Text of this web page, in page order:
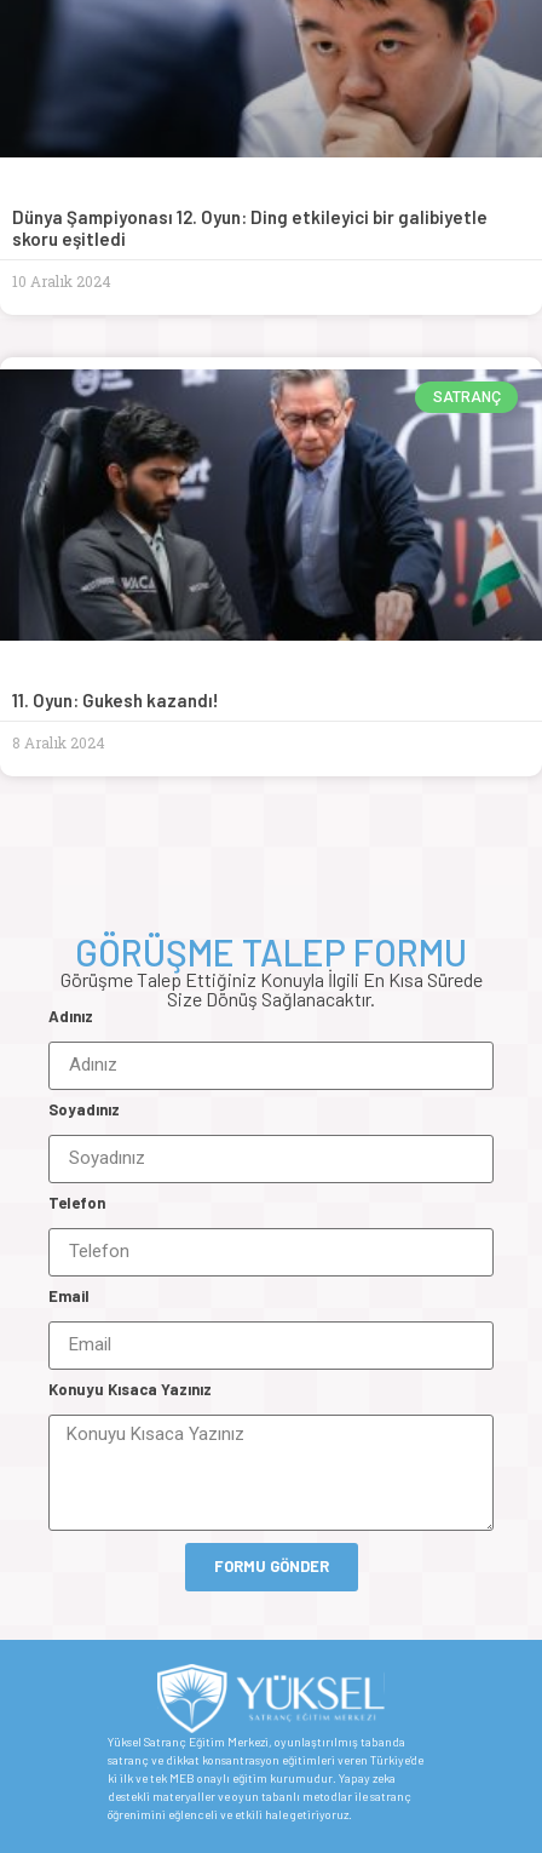
Dünya Şampiyonası 12. Oyun: Ding etkileyici bir galibiyetle
skoru eşitledi
10 Aralık 2024
SATRANÇ
11. Oyun: Gukesh kazandı!
8 Aralık 2024
GÖRÜŞME TALEP FORMU
Görüşme Talep Ettiğiniz Konuyla İlgili En Kısa Sürede
Size Dönüş Sağlanacaktır.
Adınız
Soyadınız
Telefon
Email
Konuyu Kısaca Yazınız
FORMU GÖNDER
Yüksel Satranç Eğitim Merkezi, oyunlaştırılmış tabanda
satranç ve dikkat konsantrasyon eğitimleri veren Türkiye’de
ki ilk ve tek MEB onaylı eğitim kurumudur. Yapay zeka
destekli materyaller ve oyun tabanlı metodlar ile satranç
öğrenimini eğlenceli ve etkili hale getiriyoruz.